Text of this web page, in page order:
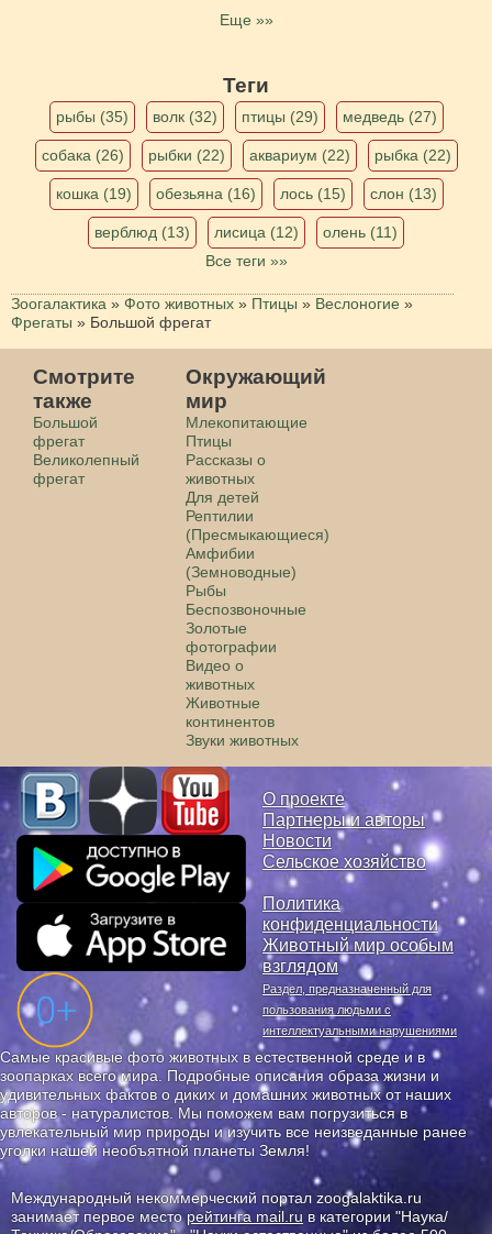
Еще »»
Теги
рыбы (35) волк (32) птицы (29) медведь (27)
собака (26) рыбки (22) аквариум (22) рыбка (22)
кошка (19) обезьяна (16) лось (15) слон (13)
верблюд (13) лисица (12)
олень (11)
Все теги »»
Зоогалактика » Фото животных » Птицы » Веслоногие »
Фрегаты » Большой фрегат
Смотрите
также
Большой
фрегат
Великолепный
фрегат
Окружающий
мир
Млекопитающие
Птицы
Рассказы о
животных
Для детей
Рептилии
(Пресмыкающиеся)
Амфибии
(Земноводные)
Рыбы
Беспозвоночные
Золотые
фотографии
Видео о
животных
Животные
континентов
Звуки животных
О проекте
Партнеры и авторы
Новости
Сельское хозяйство
Политика
конфиденциальности
Животный мир особым
взглядом
Раздел, предназначенный для
пользования людьми с
интеллектуальными нарушениями
Самые красивые фото животных в естественной среде и в
зоопарках всего мира. Подробные описания образа жизни и
удивительных фактов о диких и домашних животных от наших
авторов - натуралистов. Мы поможем вам погрузиться в
увлекательный мир природы и изучить все неизведанные ранее
уголки нашей необъятной планеты Земля!
Международный некоммерческий портал zoogalaktika.ru
занимает первое месторейтинга mail.ru в категории "Наука/